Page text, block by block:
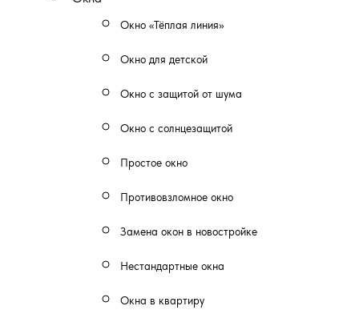
Окно «Тёплая линия»
Окно для детской
Окно с защитой от шума
Окно с солнцезащитой
Простое окно
Противовзломное окно
Замена окон в новостройке
Нестандартные окна
Окна в квартиру